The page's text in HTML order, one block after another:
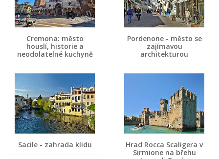
Cremona: město
houslí, historie a
neodolatelné kuchyně
Pordenone - město se
zajímavou
architekturou
Sacile - zahrada klidu
Hrad Rocca Scaligera v
Sirmione na břehu